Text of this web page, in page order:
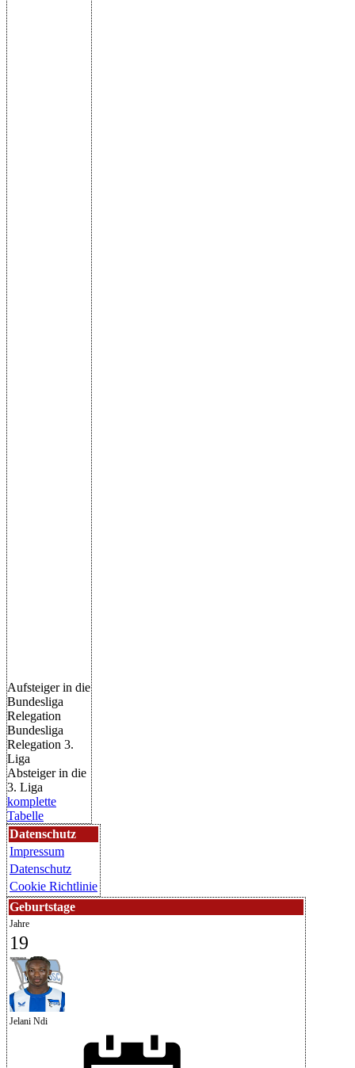
Aufsteiger in die
Bundesliga
Relegation
Bundesliga
Relegation 3.
Liga
Absteiger in die
3. Liga
komplette
Tabelle
Datenschutz
Impressum
Datenschutz
Cookie Richtlinie
Geburtstage
Jahre
19
Jelani Ndi